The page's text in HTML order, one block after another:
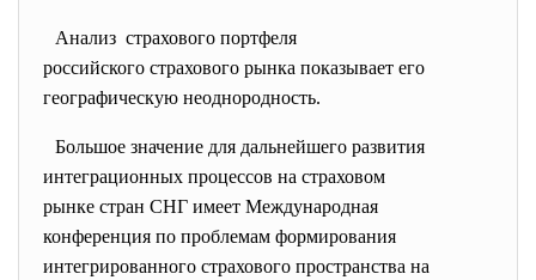
Анализ страхового портфеля
российского страхового рынка показывает его
географическую неоднородность.
Большое значение для дальнейшего развития
интеграционных процессов на страховом
рынке стран СНГ имеет Международная
конференция по проблемам формирования
интегрированного страхового пространства на